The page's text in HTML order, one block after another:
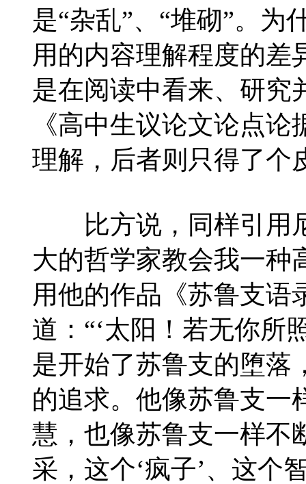
是“杂乱”、“堆砌”。为
用的内容理解程度的差
是在阅读中看来、研究
《高中生议论文论点
理解，后者则只得了个
比方说，同样引用尼
大的哲学家教会我一种
用他的作品《苏鲁支语
道：“‘太阳！若无你所
是开始了苏鲁支的堕落
的追求。他像苏鲁支一
慧，也像苏鲁支一样不
采，这个‘疯子’、这个